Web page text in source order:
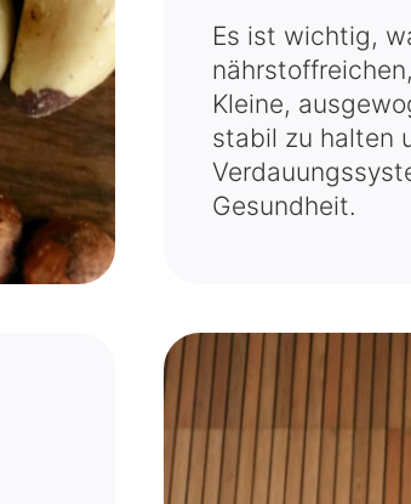
Es ist wichtig,
Kleine,
stabil zu halten
Gesundheit.